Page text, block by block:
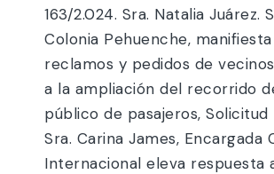
163/2.024. Sra. Natalia Juárez.
Colonia Pehuenche,
reclamos y pedidos de
a la ampliación del recorrido
público de pasajeros, Solicitud
Sra. Carina James, Encargada
Internacional eleva respuesta